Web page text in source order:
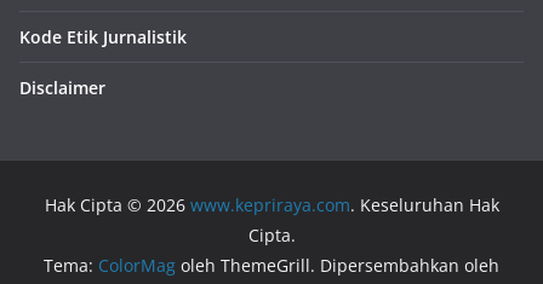
Kode Etik Jurnalistik
Disclaimer
Hak Cipta © 2026 www.kepriraya.com. Keseluruhan Hak
Cipta.
Tema: ColorMag oleh ThemeGrill. Dipersembahkan oleh